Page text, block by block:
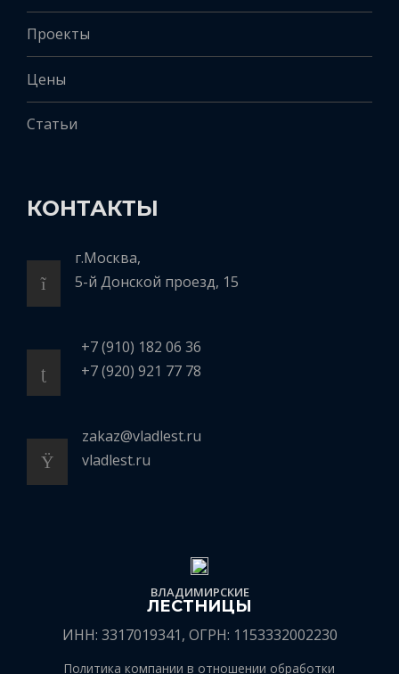
Проекты
Цены
Статьи
КОНТАКТЫ
г.Москва,
5-й Донской проезд, 15
+7 (910) 182 06 36
+7 (920) 921 77 78
zakaz@vladlest.ru
vladlest.ru
ВЛАДИМИРСКИЕ
ЛЕСТНИЦЫ
ИНН: 3317019341, ОГРН: 1153332002230
Политика компании в отношении обработки